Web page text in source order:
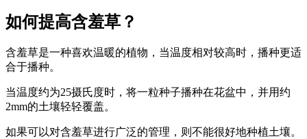
如何提高含羞草？
含羞草是一种喜欢温暖的植物，当温度相对较高时，播种更适
合于播种。
当温度约为25摄氏度时，将一粒种子播种在花盆中，并用约
2mm的土壤轻轻覆盖。
如果可以对含羞草进行广泛的管理，则不能很好地种植土壤。